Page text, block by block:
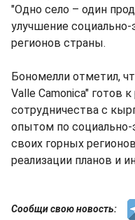
"Одно село – один
улучшение
регионов страны.
Бономелли отметил,
Valle Camonica" готов
сотрудничества с
опытом по
своих горных
реализации планов и
Сообщи свою новость: